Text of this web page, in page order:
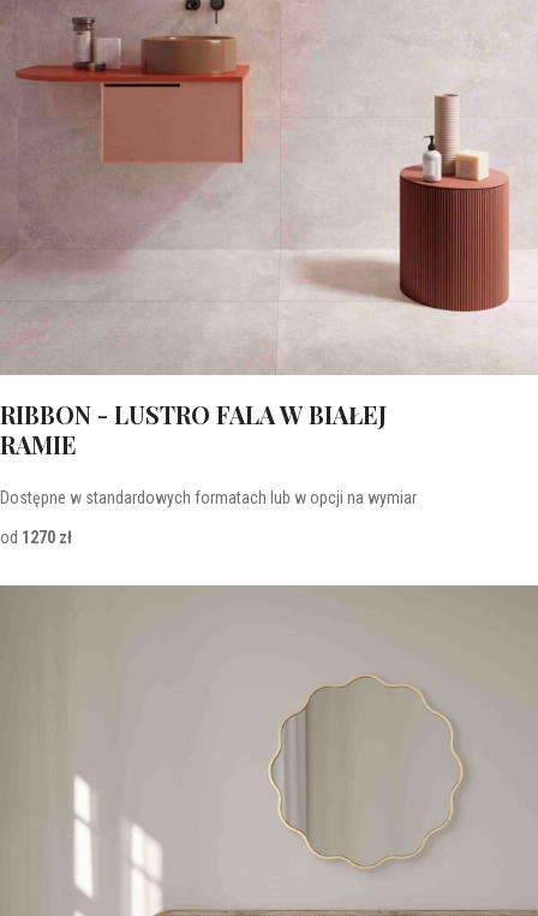
RIBBON - LUSTRO FALA W BIAŁEJ
RAMIE
Dostępne w standardowych formatach lub w opcji na wymiar
od 1270 zł